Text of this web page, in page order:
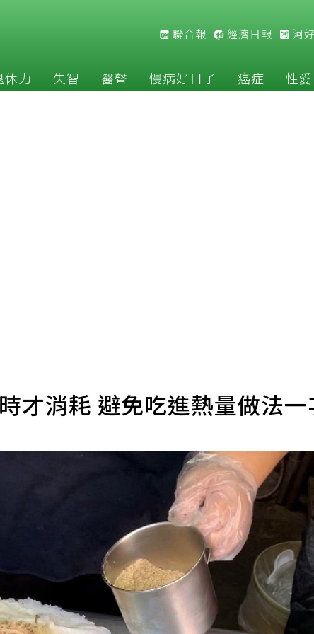
聯合報 經濟日報 河
休力 失智 醫聲 慢病好日子 癌症 性愛
才消耗 避免吃進熱量做法